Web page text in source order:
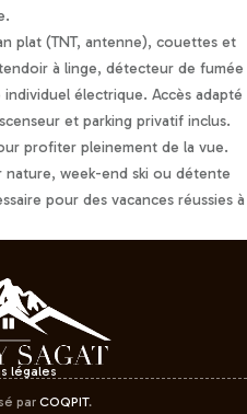
plat (TNT, antenne), couettes et
à linge, détecteur de fumée
électrique. Accès adapté
et parking privatif inclus.
profiter pleinement de la vue.
week-end ski ou détente
pour des vacances réussies à
légales
par COQPIT.